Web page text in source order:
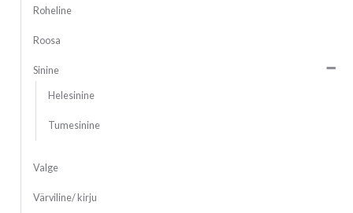
Roheline
Roosa
Sinine
Helesinine
Tumesinine
Valge
Värviline/ kirju